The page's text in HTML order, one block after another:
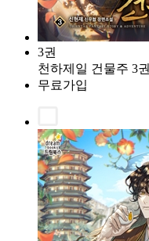
3권
천하제일 건물주 3권
무료가입